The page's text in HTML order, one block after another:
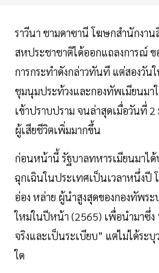
ราวีนา ชามดาซานี โฆษกสำนักงา
สหประชาชาติได้ออกแถลงการณ์
การกระทำดังกล่าวทันที แต่สองวัน
ชุมนุมประท้วงและกองทัพเมียนมาใ
เข้าปราบปราม จนล่าสุดเมื่อวันที่ 2
ผู้เสียชีวิตเพิ่มมากขึ้น
ก่อนหน้านี้ รัฐบาลทหารเมียนมาไ
ฉุกเฉินในประเทศเป็นเวลาหนึ่งปี
อ่อง หล่าย ผู้นำสูงสุดของกองทัพระ
ใหม่ในปีหน้า (2565) เพื่อนำมาซึ่
จริงและเป็นระเบียบ” แต่ไม่ได้ระบุ
ใด